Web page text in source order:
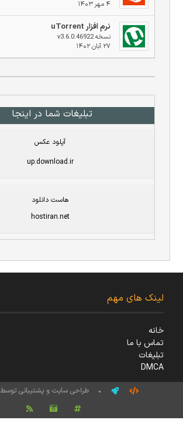
۴ مهر ۱۴۰۳
نرم افزار uTorrent
نسخه v3.6.0.46922
۲۷ آبان ۱۴۰۲
تبلیغات شما در اینجا
آپلود عکس
up.download.ir
هاست دانلود
hostiran.net
لینک های مهم
خانه
تماس با ما
تبلیغات
DMCA
• طراحی سایت و پشتیبانی توسط